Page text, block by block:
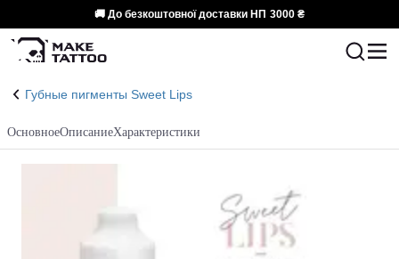
🚚 До безкоштовної доставки НП 3000 ₴
Губные пигменты Sweet Lips
ОсновноеОписаниеХарактеристики